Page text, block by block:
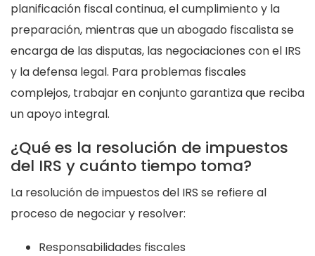
planificación fiscal continua, el cumplimiento y la
preparación, mientras que un abogado fiscalista se
encarga de las disputas, las negociaciones con el IRS
y la defensa legal. Para problemas fiscales
complejos, trabajar en conjunto garantiza que reciba
un apoyo integral.
¿Qué es la resolución de impuestos
del IRS y cuánto tiempo toma?
La resolución de impuestos del IRS se refiere al
proceso de negociar y resolver:
Responsabilidades fiscales